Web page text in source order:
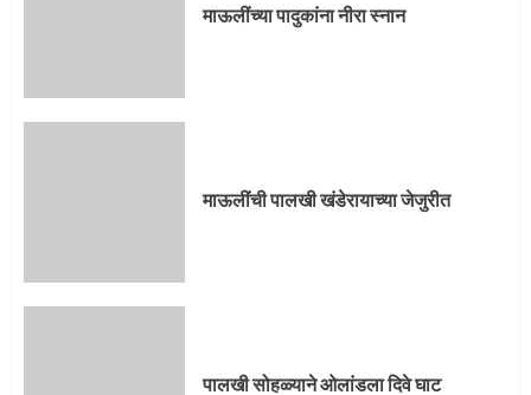
माऊलींच्या पादुकांना नीरा स्नान
माऊलींची पालखी खंडेरायाच्या जेजुरीत
पालखी सोहळ्याने ओलांडला दिवे घाट